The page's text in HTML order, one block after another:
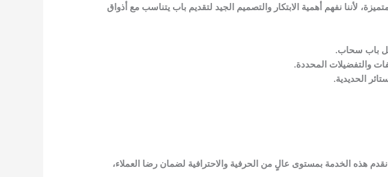
لأننا نفهم أهمية الابتكار والتصميم الجيد لتقديم باب يتناسب مع أذواق
باب سحاب.
والتفضيلات المحددة.
الحديدية.
هذه الخدمة بمستوى عالٍ من الحرفية والاحترافية لضمان رضا العملاء،